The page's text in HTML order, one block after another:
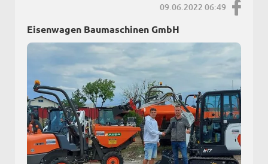
09.06.2022 06:49
Eisenwagen Baumaschinen GmbH